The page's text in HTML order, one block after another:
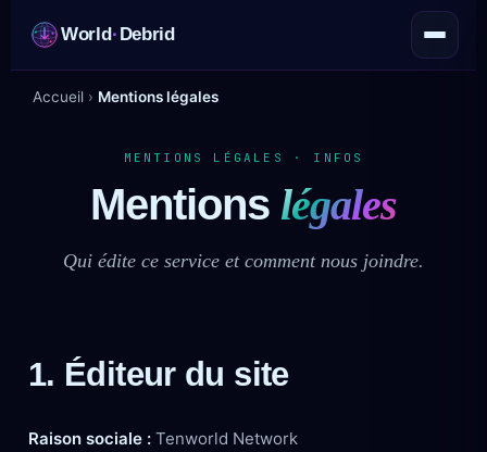
World· Debrid
Accueil › Mentions légales
MENTIONS LÉGALES · INFOS
Mentions légales
Qui édite ce service et comment nous joindre.
1. Éditeur du site
Raison sociale : Tenworld Network